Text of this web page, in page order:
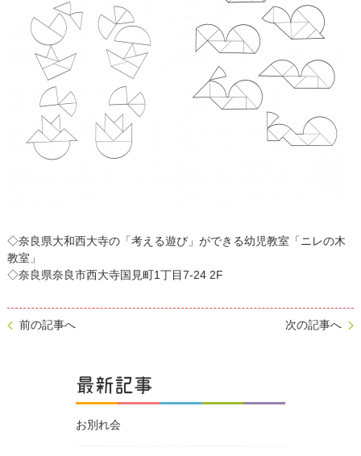
◇奈良県大和西大寺の「考える遊び」ができる幼児教室「ニレの木
教室」
◇奈良県奈良市西大寺国見町1丁目7-24 2F
前の記事へ 次の記事へ
最新記事
お別れ会